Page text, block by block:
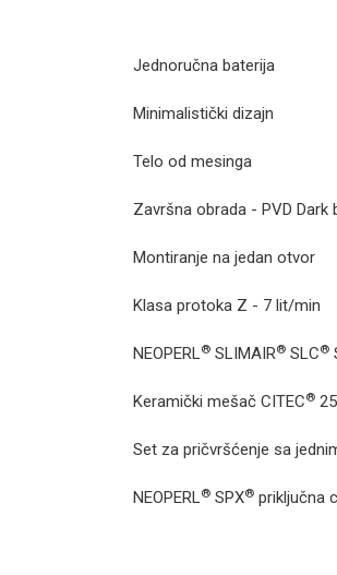
Jednoručna baterija
Minimalistički dizajn
Telo od mesinga
Završna obrada - PVD Dark
Montiranje na jedan otvor
Klasa protoka Z - 7 lit/min
NEOPERL® SLIMAIR® SLC®
Keramički mešač CITEC®
Set za pričvršćenje sa
NEOPERL® SPX® priključna